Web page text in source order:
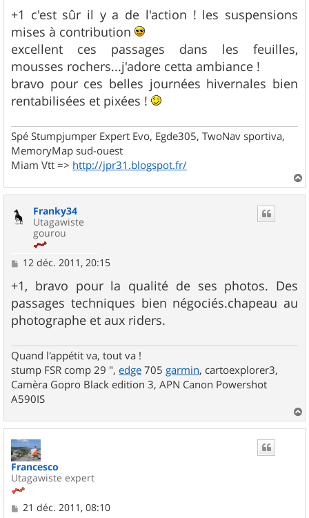
s
s
a
g
e
+1 c'est sûr il y a de l'action ! les suspensions
mises à contribution
excellent ces passages dans les feuilles,
mousses rochers...j'adore cetta ambiance !
bravo pour ces belles journées hivernales bien
rentabilisées et pixées !
Spé Stumpjumper Expert Evo, Egde305, TwoNav sportiva,
MemoryMap sud-ouest
Miam Vtt => http://jpr31.blogspot.fr/
a
Franky34
Utagawiste
gourou
M
s
s
a
g
e
12 déc. 2011, 20:15
+1, bravo pour la qualité de ses photos. Des
passages techniques bien négociés.chapeau au
photographe et aux riders.
Quand l'appétit va, tout va !
stump FSR comp 29 ", edge 705 garmin, cartoexplorer3,
Camèra Gopro Black edition 3, APN Canon Powershot
A590IS
a
Francesco
Utagawiste expert
M
21 déc. 2011, 08:10